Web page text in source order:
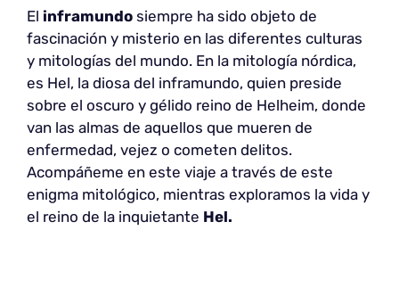
El inframundo siempre ha sido objeto de
fascinación y misterio en las diferentes culturas
y mitologías del mundo. En la mitología nórdica,
es Hel, la diosa del inframundo, quien preside
sobre el oscuro y gélido reino de Helheim, donde
van las almas de aquellos que mueren de
enfermedad, vejez o cometen delitos.
Acompáñeme en este viaje a través de este
enigma mitológico, mientras exploramos la vida y
el reino de la inquietante Hel.